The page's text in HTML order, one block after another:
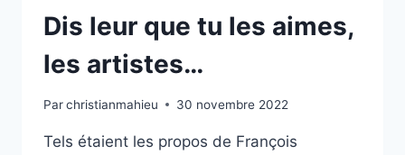
Dis leur que tu les aimes,
les artistes…
Parchristianmahieu 30 novembre 2022
Tels étaient les propos de François